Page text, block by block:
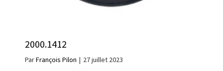
2000.1412
ParFrançois Pilon | 27 juillet 2023